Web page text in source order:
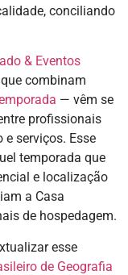
conciliando
& Eventos
combinam
— vêm se
profissionais
serviços. Esse
temporada que
e localização
a Casa
de hospedagem.
esse
de Geografia